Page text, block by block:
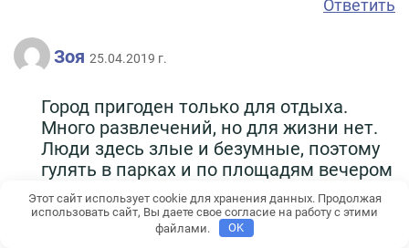
Ответить
Зоя 25.04.2019 г.
Город пригоден только для отдыха.
Много развлечений, но для жизни нет.
Люди здесь злые и безумные, поэтому
гулять в парках и по площадям вечером
страшно.
Ответить
Этот сайт использует cookie для хранения данных. Продолжая
использовать сайт, Вы даете свое согласие на работу с этими
файлами.
OK